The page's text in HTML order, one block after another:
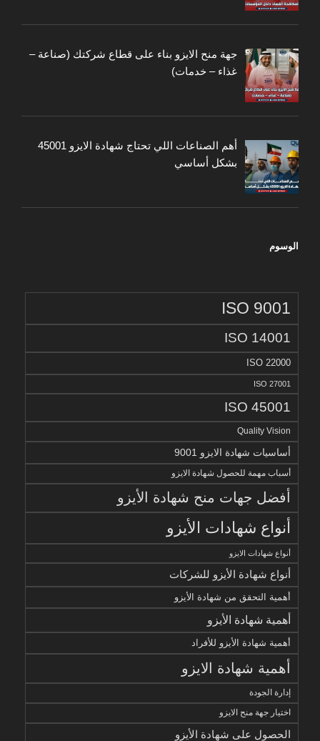
جهة منح الايزو بناء على قطاع شركتك (صناعة –
غذاء – خدمات)
أهم الصناعات اللي تحتاج شهادة الايزو 45001
بشكل أساسي
الوسوم
ISO 9001
ISO 14001
ISO 22000
ISO 27001
ISO 45001
Quality Vision
أساسيات شهادة الايزو 9001
أسباب مهمة للحصول شهادة الايزو
أفضل جهات منح شهادة الأيزو
أنواع شهادات الأيزو
أنواع شهادات الايزو
أنواع شهادة الأيزو للشركات
أهمية التحقق من شهادة الأيزو
أهمية شهادة الأيزو
أهمية شهادة الأيزو للأفراد
أهمية شهادة الايزو
إدارة الجودة
اختيار جهة منح الايزو
الحصول على شهادة الأيزو